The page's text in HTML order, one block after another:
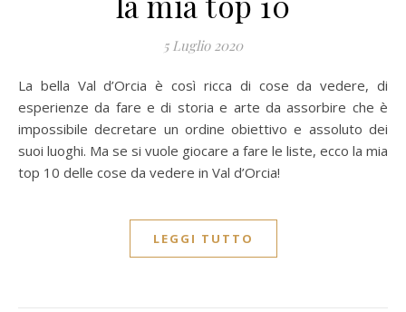
5 Luglio 2020
La bella Val d’Orcia è così ricca di cose da vedere, di
esperienze da fare e di storia e arte da assorbire che è
impossibile decretare un ordine obiettivo e assoluto dei
suoi luoghi. Ma se si vuole giocare a fare le liste, ecco la mia
top 10 delle cose da vedere in Val d’Orcia!
LEGGI TUTTO